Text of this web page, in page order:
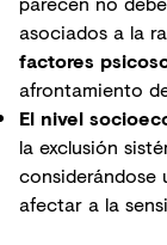
asociados a la
factores
afrontamiento
El nivel
la exclusión
afectar a la